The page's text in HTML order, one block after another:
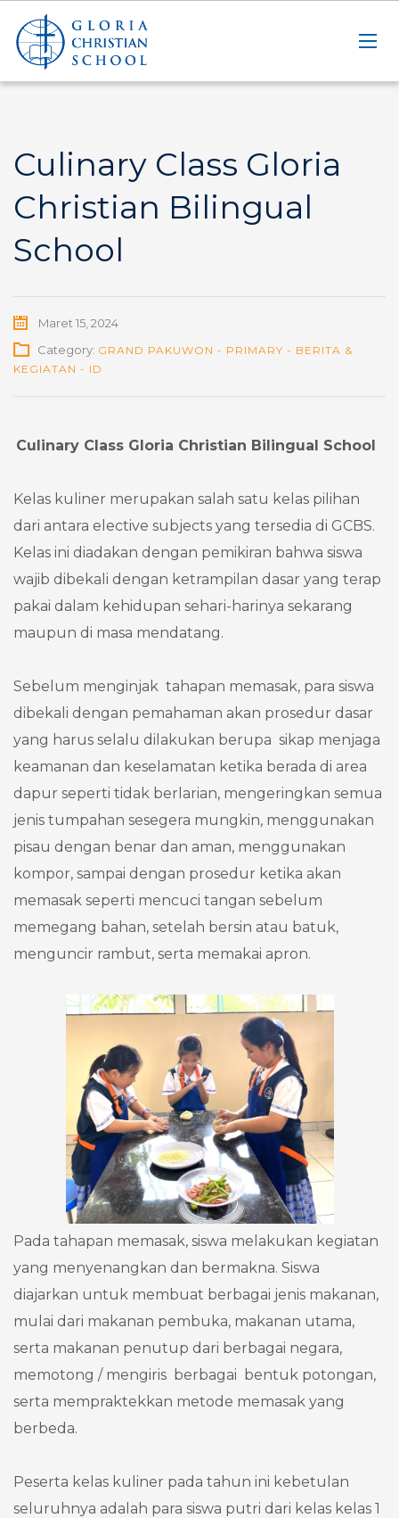
Culinary Class Gloria
Christian Bilingual
School
Maret 15, 2024
Category: GRAND PAKUWON - PRIMARY - BERITA &
KEGIATAN - ID
Culinary Class Gloria Christian Bilingual School
Kelas kuliner merupakan salah satu kelas pilihan
dari antara elective subjects yang tersedia di GCBS.
Kelas ini diadakan dengan pemikiran bahwa siswa
wajib dibekali dengan ketrampilan dasar yang terap
pakai dalam kehidupan sehari-harinya sekarang
maupun di masa mendatang.
Sebelum menginjak tahapan memasak, para siswa
dibekali dengan pemahaman akan prosedur dasar
yang harus selalu dilakukan berupa sikap menjaga
keamanan dan keselamatan ketika berada di area
dapur seperti tidak berlarian, mengeringkan semua
jenis tumpahan sesegera mungkin, menggunakan
pisau dengan benar dan aman, menggunakan
kompor, sampai dengan prosedur ketika akan
memasak seperti mencuci tangan sebelum
memegang bahan, setelah bersin atau batuk,
menguncir rambut, serta memakai apron.
Pada tahapan memasak, siswa melakukan kegiatan
yang menyenangkan dan bermakna. Siswa
diajarkan untuk membuat berbagai jenis makanan,
mulai dari makanan pembuka, makanan utama,
serta makanan penutup dari berbagai negara,
memotong / mengiris berbagai bentuk potongan,
serta mempraktekkan metode memasak yang
berbeda.
Peserta kelas kuliner pada tahun ini kebetulan
seluruhnya adala h para siswa putri dari kelas kelas 1